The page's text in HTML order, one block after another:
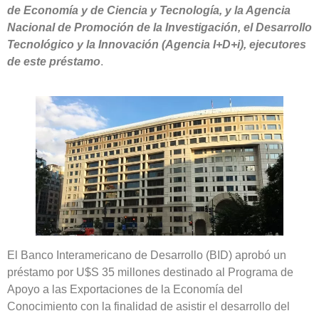
de Economía y de Ciencia y Tecnología, y la Agencia
Nacional de Promoción de la Investigación, el Desarrollo
Tecnológico y la Innovación (Agencia I+D+i), ejecutores
de este préstamo.
El Banco Interamericano de Desarrollo (BID) aprobó un
préstamo por U$S 35 millones destinado al Programa de
Apoyo a las Exportaciones de la Economía del
Conocimiento con la finalidad de asistir el desarrollo del